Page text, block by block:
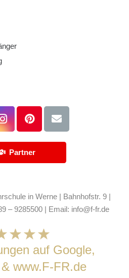
Partner
in Werne | Bahnhofstr. 9 |
– 9285500 | Email: info@f-fr.de
auf Google,
www.F-FR.de